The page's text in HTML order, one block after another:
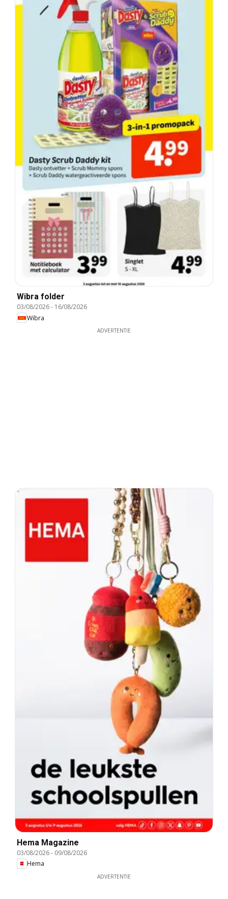
Wibra folder
03/08/2026- 16/08/2026
Wibra
ADVERTENTIE
Hema Magazine
03/08/2026- 09/08/2026
Hema
ADVERTENTIE